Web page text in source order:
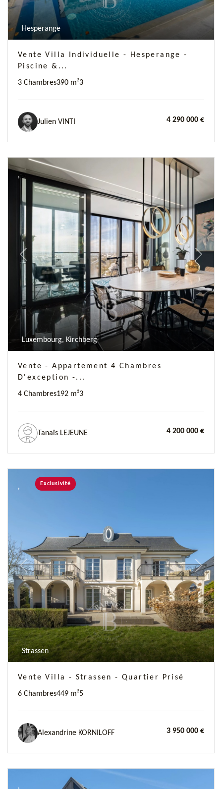
Hesperange
Vente Villa Individuelle - Hesperange -
Piscine &...
3 Chambres390 m²3
Julien VINTI 4 290 000 €
Previous Next
Luxembourg, Kirchberg
Vente - Appartement 4 Chambres
D'exception -...
4 Chambres192 m²3
Tanaïs LEJEUNE 4 200 000 €
Previous Next
Exclusivité
Strassen
Vente Villa - Strassen - Quartier Prisé
6 Chambres449 m²5
Alexandrine KORNILOFF 3 950 000 €